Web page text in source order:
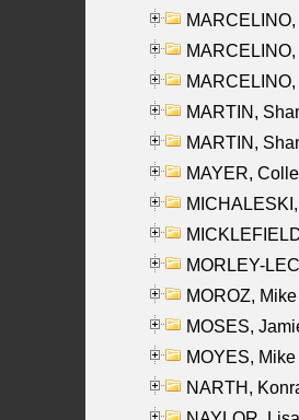
MARTIN,
MARTIN,
MAYER,
MORLEY-
MOROZ,
MOSES,
MOYES,
NARTH,